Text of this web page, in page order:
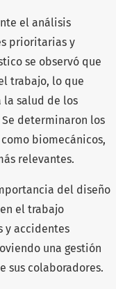
el análisis
prioritarias y
se observó que
trabajo, lo que
la salud de los
Se determinaron los
biomecánicos,
relevantes.
del diseño
el trabajo
y accidentes
una gestión
sus colaboradores.